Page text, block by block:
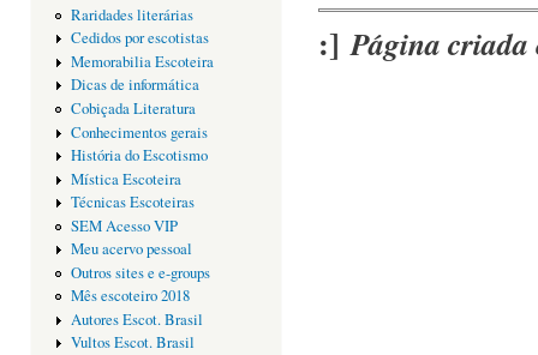
Raridades literárias
Cedidos por escotistas
Memorabilia Escoteira
Dicas de informática
Cobiçada Literatura
Conhecimentos gerais
História do Escotismo
Mística Escoteira
Técnicas Escoteiras
SEM Acesso VIP
Meu acervo pessoal
Outros sites e e-groups
Mês escoteiro 2018
Autores Escot. Brasil
Vultos Escot. Brasil
:]Página criada